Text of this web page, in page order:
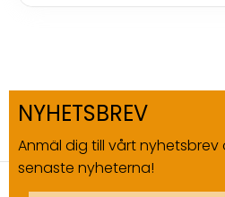
NYHETSBREV
Anmäl dig till vårt
senaste nyheterna!